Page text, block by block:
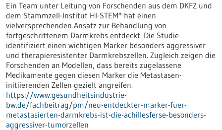
Ein Team unter Leitung von Forschenden aus dem DKFZ und
dem Stammzell-Institut HI-STEM* hat einen
vielversprechenden Ansatz zur Behandlung von
fortgeschrittenem Darmkrebs entdeckt. Die Studie
identifiziert einen wichtigen Marker besonders aggressiver
und therapieresistenter Darmkrebszellen. Zugleich zeigen die
Forschenden an Modellen, dass bereits zugelassene
Medikamente gegen diesen Marker die Metastasen-
initiierenden Zellen gezielt angreifen.
https://www.gesundheitsindustrie-
bw.de/fachbeitrag/pm/neu-entdeckter-marker-fuer-
metastasierten-darmkrebs-ist-die-achillesferse-besonders-
aggressiver-tumorzellen